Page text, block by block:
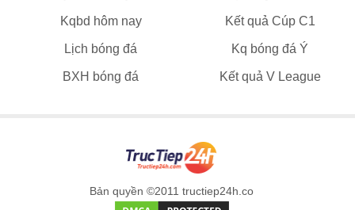
Kqbd hôm nay Kết quả Cúp C1
Lịch bóng đá Kq bóng đá Ý
BXH bóng đá Kết quả V League
Bản quyền ©2011 tructiep24h.co